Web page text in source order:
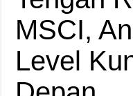
MSCI,
Level